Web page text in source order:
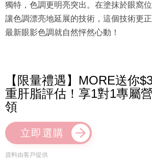
獨特，色調更明亮突出。在塗抹於眼窩
讓色調漂亮地延展的技術，這個技術更
最新眼影色調就自然怦然心動！
【限量禮遇】MORE送你
重肝脂評估！享1對1專屬
領
立即選購
資料由客戶提供